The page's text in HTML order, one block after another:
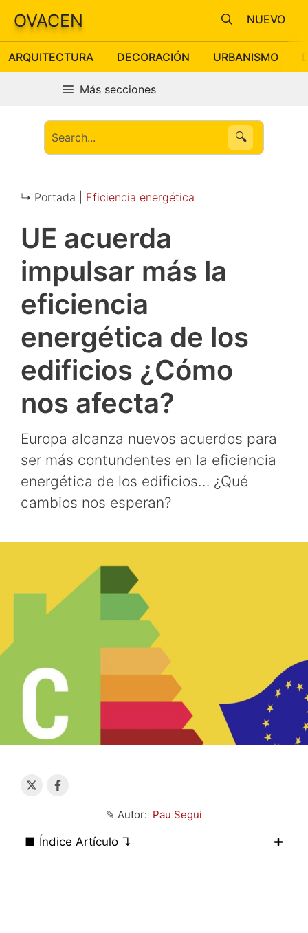
Saltar
contenido
OVACEN
ARQUITECTURA DECORACIÓN URBANISMO
NUEVO
Más secciones
🔍
↳ Portada | Eficiencia energética
UE acuerda
impulsar más la
eficiencia
energética de los
edificios ¿Cómo
nos afecta?
Europa alcanza nuevos acuerdos para
ser más contundentes en la eficiencia
energética de los edificios… ¿Qué
cambios nos esperan?
✎ Autor: Pau Segui
■ Índice Artículo ↴